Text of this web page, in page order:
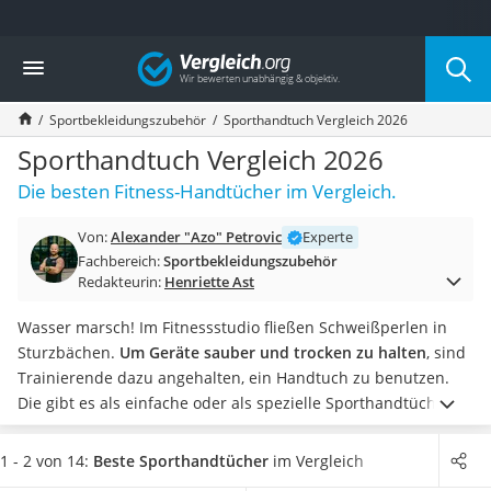
Die beliebtesten Vergleiche nach Kategorie
Freizeit & Sport
Gartentrampolin
Trampolin
Metalldetektor
Eufab-Fahrradträger
Trampolin 366 cm
Aluminium-Koffer
Futterboot
E-Bike-Dreirad
Trekkingschuhe Herren
Reisetasche mit Rollen
Klimmzugstation
Koffer
Nachtsichtgerät
Vergleich
Sportbekleidungszubehör Sporthandtuch Vergleich 2026
Sporthandtuch Vergleich 2026
Die besten Fitness-Handtücher im Vergleich.
Von:Alexander "Azo" Petrovic
Experte
Fachbereich:Sportbekleidungszubehör
Redakteurin: Henriette Ast
Wasser marsch! Im Fitnessstudio fließen Schweißperlen in
Sturzbächen. Um Geräte sauber und trocken zu halten, sind
Trainierende dazu angehalten, ein Handtuch zu benutzen.
Die gibt es als einfache oder als spezielle Sporthandtücher
bzw. Fitness- oder Trainingshandtücher. Die Fitness-Modelle
sind oft mit kleinen Taschen ausgestattet, in der Sie Ihr
1 - 2 von 14: Beste Sporthandtücher im Vergleich